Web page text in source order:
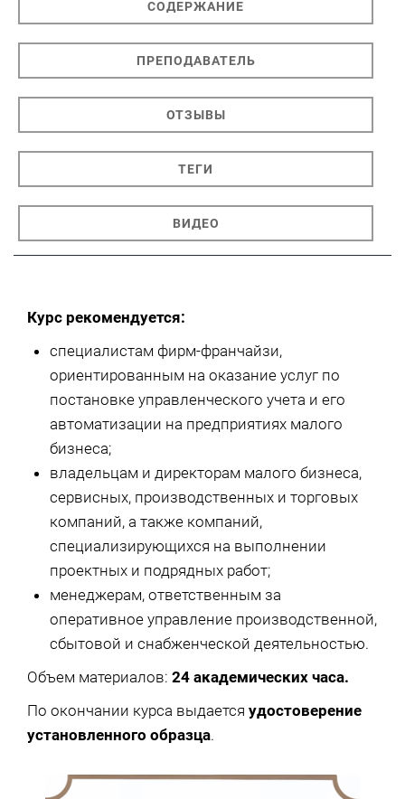
СОДЕРЖАНИЕ
ПРЕПОДАВАТЕЛЬ
ОТЗЫВЫ
ТЕГИ
ВИДЕО
Курс рекомендуется:
специалистам фирм-франчайзи,
ориентированным на оказание услуг по
постановке управленческого учета и его
автоматизации на предприятиях малого
бизнеса;
владельцам и директорам малого бизнеса,
сервисных, производственных и торговых
компаний, а также компаний,
специализирующихся на выполнении
проектных и подрядных работ;
менеджерам, ответственным за
оперативное управление производственной,
сбытовой и снабженческой деятельностью.
Объем материалов: 24 академических часа.
По окончании курса выдается удостоверение
установленного образца.